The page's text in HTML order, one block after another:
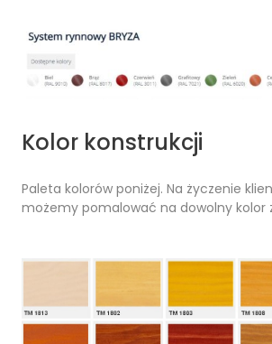
Kolor konstrukcji
Paleta kolorów poniżej. Na życzenie
możemy pomalować na dowolny kolor